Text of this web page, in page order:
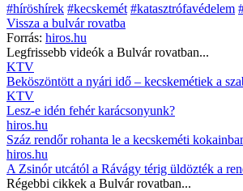
#híröshírek #kecskemét #katasztrófavédelem
Vissza a bulvárrovatba
Forrás: hiros.hu
Legfrissebb videók a Bulvárrovatban...
KTV
Beköszöntött a nyári idő – kecskemétiek a
KTV
Lesz-e idén fehér karácsonyunk?
hiros.hu
Száz rendőr rohanta le a kecskeméti
hiros.hu
A Zsinór utcától a Rávágy térig üldözték a
Régebbi cikkek a Bulvárrovatban...